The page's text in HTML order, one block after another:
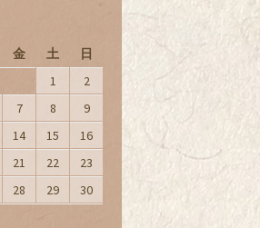
金 土 日
1
2
7 8
9
14 15
16
21 22
23
28 29
30